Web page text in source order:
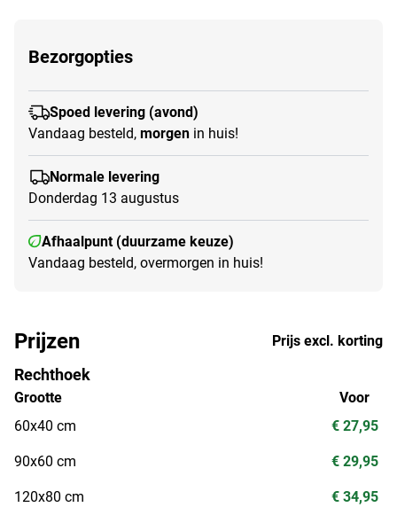
Bezorgopties
Spoed levering (avond)
Vandaag besteld, morgen in huis!
Normale levering
Donderdag 13 augustus
Afhaalpunt (duurzame keuze)
Vandaag besteld, overmorgen in huis!
Prijzen Prijs excl. korting
Rechthoek
Grootte
60x40 cm
90x60 cm
120x80 cm
Voor
€ 27,95
€ 29,95
€ 34,95